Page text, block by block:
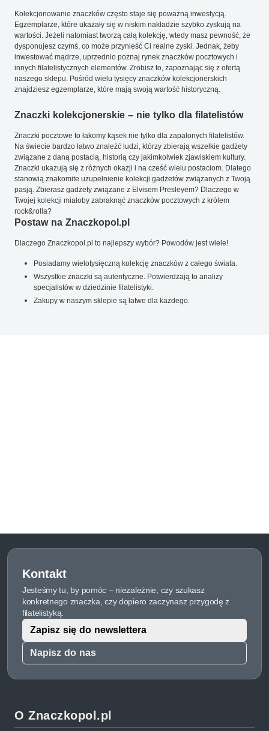
Kolekcjonowanie znaczków często staje się poważną inwestycją.
Egzemplarze, które ukazały się w niskim nakładzie szybko zyskują na
wartości. Jeżeli natomiast tworzą całą kolekcję, wtedy masz pewność, że
dysponujesz czymś, co może przynieść Ci realne zyski. Jednak, żeby
inwestować mądrze, uprzednio poznaj rynek znaczków pocztowych i
innych filatelistycznych elementów. Zrobisz to, zapoznając się z ofertą
naszego sklepu. Pośród wielu tysięcy znaczków kolekcjonerskich
znajdziesz egzemplarze, które mają swoją wartość historyczną.
Znaczki kolekcjonerskie – nie tylko dla filatelistów
Znaczki pocztowe to łakomy kąsek nie tylko dla zapalonych filatelistów.
Na świecie bardzo łatwo znaleźć ludzi, którzy zbierają wszelkie gadżety
związane z daną postacią, historią czy jakimkolwiek zjawiskiem kultury.
Znaczki ukazują się z różnych okazji i na cześć wielu postaciom. Dlatego
stanowią znakomite uzupełnienie kolekcji gadżetów związanych z Twoją
pasją. Zbierasz gadżety związane z Elvisem Presleyem? Dlaczego w
Twojej kolekcji miałoby zabraknąć znaczków pocztowych z królem
rock&rolla?
Postaw na Znaczkopol.pl
Dlaczego Znaczkopol.pl to najlepszy wybór? Powodów jest wiele!
Posiadamy wielotysięczną kolekcję znaczków z całego świata.
Wszystkie znaczki są autentyczne. Potwierdzają to analizy
specjalistów w dziedzinie filatelistyki.
Zakupy w naszym sklepie są łatwe dla każdego.
Kontakt
Jesteśmy tu, by pomóc – niezależnie, czy szukasz
konkretnego znaczka, czy dopiero zaczynasz przygodę z
filatelistyką.
Napisz do nas
Zapisz się do newslettera
O Znaczkopol.pl